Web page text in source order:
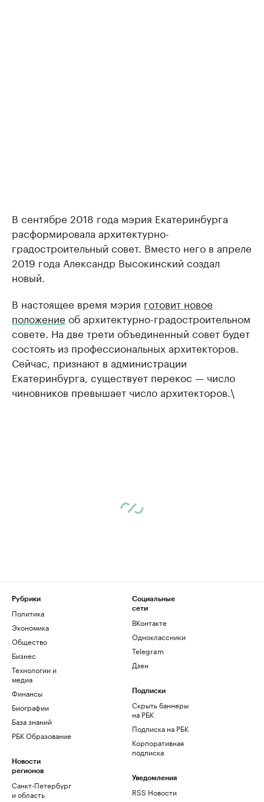
В сентябре 2018 года мэрия Екатеринбурга
расформировала архитектурно-
градостроительный совет. Вместо него в апреле
2019 года Александр Высокинский создал
новый.
В настоящее время мэрия готовит новое
положение об архитектурно-градостроительном
совете. На две трети объединенный совет будет
состоять из профессиональных архитекторов.
Сейчас, признают в администрации
Екатеринбурга, существует перекос — число
чиновников превышает число архитекторов.\
Рубрики
Политика
Экономика
Общество
Бизнес
Технологии и
медиа
Финансы
Биографии
База знаний
РБК Образование
Новости
регионов
Санкт-Петербург
и область
Социальные
сети
ВКонтакте
Одноклассники
Telegram
Дзен
Подписки
Скрыть баннеры
на РБК
Подписка на РБК
Корпоративная
подписка
Уведомления
RSS Новости